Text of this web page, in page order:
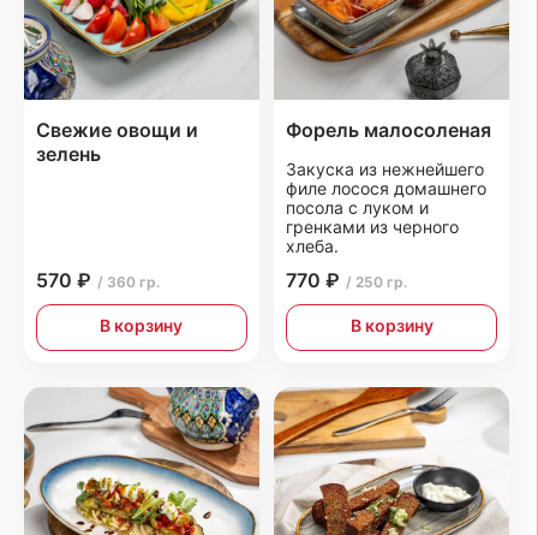
Свежие овощи и
зелень
570 ₽ / 360 гр.
В корзину
Форель малосоленая
Закуска из нежнейшего
филе лосося домашнего
посола с луком и
гренками из черного
хлеба.
770 ₽ / 250 гр.
В корзину